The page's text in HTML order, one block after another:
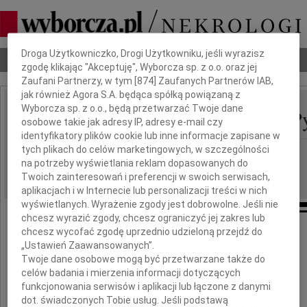
Nekrologi Odeszli Poradnik pogrzebowy
IMIĘ I NAZWISKO: Mirosława Dudzińska-
REGION: Warszawa
DATA EMISJI: 29.10.2025
23 października 2025 roku zmarła
w wieku 79 lat
nasza ukochana Żona i Mama
Dbamy o Twoją prywatność
Droga Użytkowniczko, Drogi Użytkowniku, jeśli wyrazisz
zgodę klikając "Akceptuję", Wyborcza sp. z o.o. oraz jej
Zaufani Partnerzy, w tym [874 ] Zaufanych Partnerów IAB,
jak również Agora S.A. będąca spółką powiązaną z
Wyborcza sp. z o.o., będą przetwarzać Twoje dane
osobowe takie jak adresy IP, adresy e-mail czy
identyfikatory plików cookie lub inne informacje zapisane w
tych plikach do celów marketingowych, w szczególności
na potrzeby wyświetlania reklam dopasowanych do
Twoich zainteresowań i preferencji w swoich serwisach,
aplikacjach i w Internecie lub personalizacji treści w nich
wyświetlanych. Wyrażenie zgody jest dobrowolne. Jeśli nie
chcesz wyrazić zgody, chcesz ograniczyć jej zakres lub
chcesz wycofać zgodę uprzednio udzieloną przejdź do
„Ustawień Zaawansowanych”.
Twoje dane osobowe mogą być przetwarzane także do
celów badania i mierzenia informacji dotyczących
funkcjonowania serwisów i aplikacji lub łączone z danymi
dot. świadczonych Tobie usług. Jeśli podstawą